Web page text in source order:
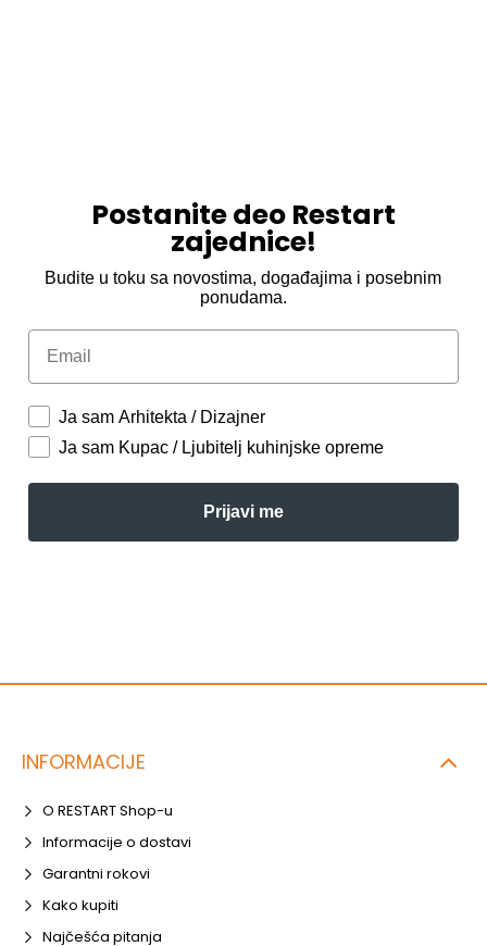
Postanite deo Restart
zajednice!
Budite u toku sa novostima, događajima i posebnim
ponudama.
Email
Ja sam Arhitekta / Dizajner
Ja sam Kupac / Ljubitelj kuhinjske opreme
Prijavi me
INFORMACIJE
O RESTART Shop-u
Informacije o dostavi
Garantni rokovi
Kako kupiti
Najčešća pitanja